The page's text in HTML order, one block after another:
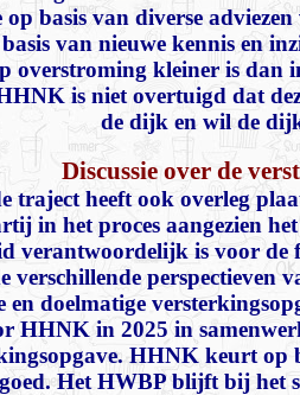
basis van diverse
van nieuwe kennis en
overstroming kleiner is dan
is niet overtuigd dat
de dijk en wil de
Discussie over de
traject heeft ook overleg
in het proces aangezien
verantwoordelijk is voor
verschillende
en doelmatige
HHNK in 2025 in
HHNK keurt
Het HWBP blijft bij het